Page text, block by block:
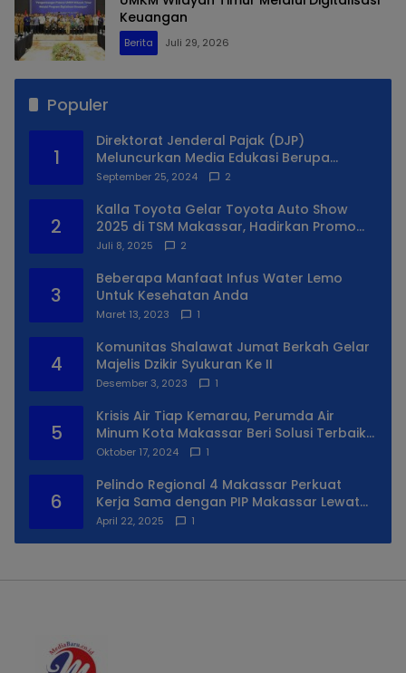
Keuangan
Berita Juli 29, 2026
Populer
1
Direktorat Jenderal Pajak (DJP)
Meluncurkan Media Edukasi Berupa
Simulator Coretax
September 25, 2024 2
2
Kalla Toyota Gelar Toyota Auto Show
2025 di TSM Makassar, Hadirkan Promo
Spesial
Juli 8, 2025 2
3
Beberapa Manfaat Infus Water Lemo
Untuk Kesehatan Anda
Maret 13, 2023 1
4
Komunitas Shalawat Jumat Berkah Gelar
Majelis Dzikir Syukuran Ke II
Desember 3, 2023 1
5
Krisis Air Tiap Kemarau, Perumda Air
Minum Kota Makassar Beri Solusi Terbaik
Untuk Daerah Utara Kota
Oktober 17, 2024 1
6
Pelindo Regional 4 Makassar Perkuat
Kerja Sama dengan PIP Makassar Lewat
Praktek Lapangan
April 22, 2025 1